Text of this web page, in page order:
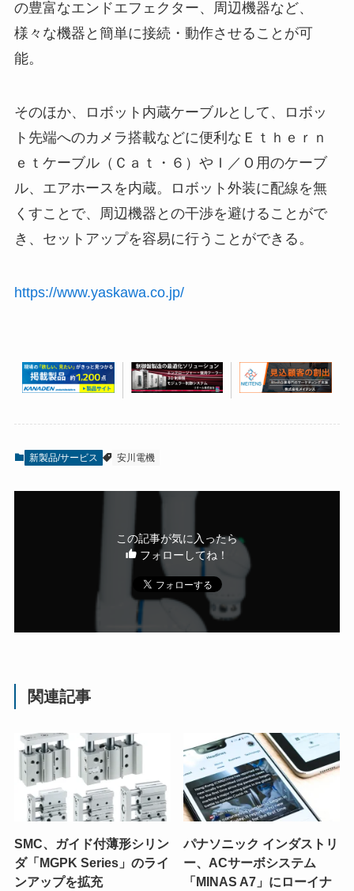
の豊富なエンドエフェクター、周辺機器など、
様々な機器と簡単に接続・動作させることが可
能。
そのほか、ロボット内蔵ケーブルとして、ロボッ
ト先端へのカメラ搭載などに便利なＥｔｈｅｒｎ
ｅｔケーブル（Ｃａｔ・６）やＩ／Ｏ用のケーブ
ル、エアホースを内蔵。ロボット外装に配線を無
くすことで、周辺機器との干渉を避けることがで
き、セットアップを容易に行うことができる。
https://www.yaskawa.co.jp/
新製品/サービス 安川電機
この記事が気に入ったら
フォローしてね！
関連記事
SMC、ガイド付薄形シリン
ダ「MGPK Series」のライ
ンアップを拡充
パナソニック インダストリ
ー、ACサーボシステム
「MINAS A7」にローイナ